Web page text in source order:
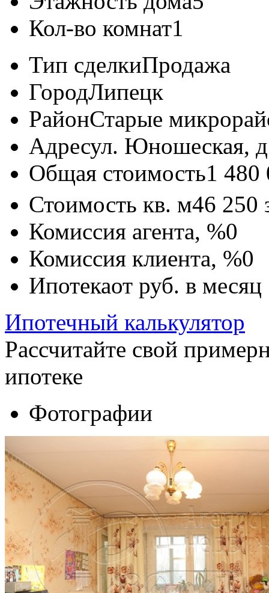
Кол-во комнат1
Тип сделкиПродажа
ГородЛипецк
РайонСтарые
Адресул. Юношеская,
Общая стоимость1 480
Стоимость кв. м46 250
Комиссия агента, %0
Комиссия клиента, %0
Ипотекаот руб. в месяц
Ипотечный калькулятор
Рассчитайте свой
ипотеке
Фотографии